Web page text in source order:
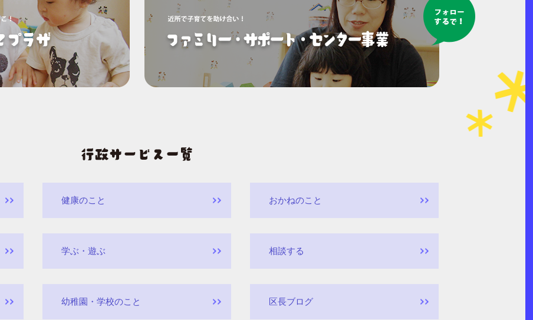
健康のこと おかねのこと
学ぶ・遊ぶ 相談する
幼稚園・学校のこと 区長ブログ